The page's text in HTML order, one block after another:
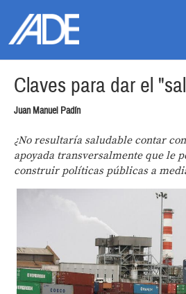
Claves para dar el
Juan Manuel Padín
¿No resultaría saludable contar
apoyada transversalmente que le
construir políticas públicas a